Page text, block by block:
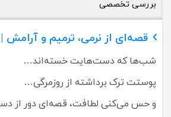
بررسی تخصصی
قصه‌ای از نرمی، ترمیم و آرامش |
شب‌ها که دست‌هایت خسته‌اند…
پوستت ترک برداشته از روزمرگی…
و حس می‌کنی لطافت، قصه‌ای دور از